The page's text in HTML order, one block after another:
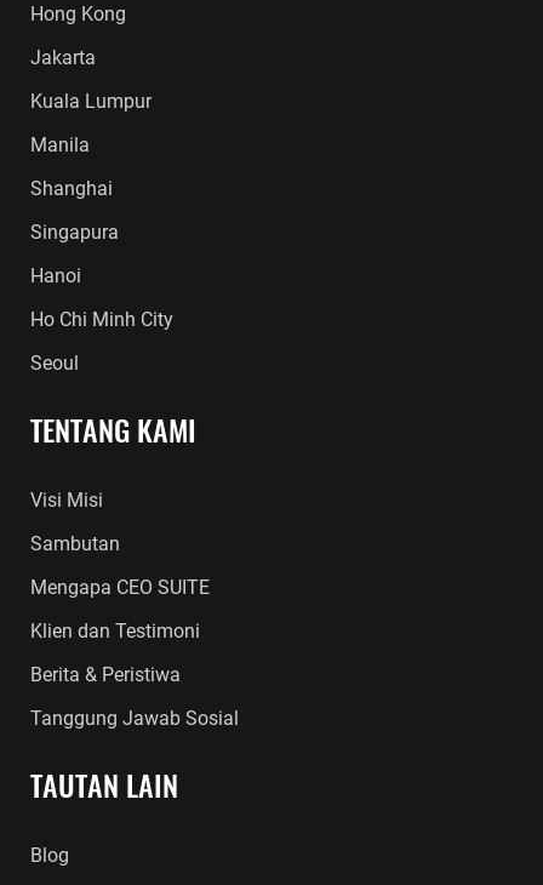
Hong Kong
Jakarta
Kuala Lumpur
Manila
Shanghai
Singapura
Hanoi
Ho Chi Minh City
Seoul
TENTANG KAMI
Visi Misi
Sambutan
Mengapa CEO SUITE
Klien dan Testimoni
Berita & Peristiwa
Tanggung Jawab Sosial
TAUTAN LAIN
Blog